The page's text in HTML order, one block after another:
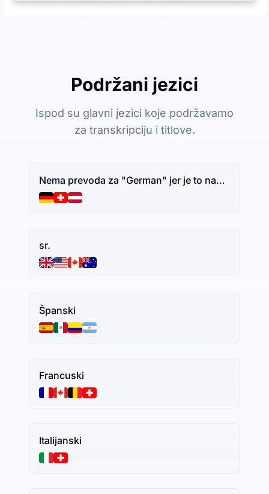
Podržani jezici
Ispod su glavni jezici koje podržavamo
za transkripciju i titlove.
Nema prevoda za "German" jer je to naziv jezika. Ako imate dodatni tekst za prevođenje, slobodno ga podelite.
sr.
Španski
Francuski
Italijanski